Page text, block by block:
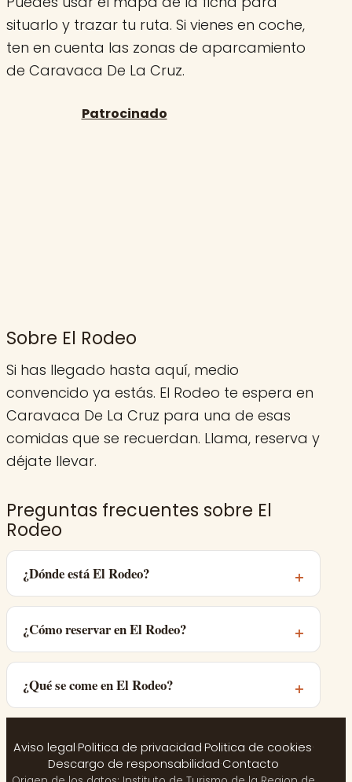
situarlo y trazar tu ruta. Si vienes en coche,
ten en cuenta las zonas de aparcamiento
de Caravaca De La Cruz.
Sobre El Rodeo
Si has llegado hasta aquí, medio
convencido ya estás. El Rodeo te espera en
Caravaca De La Cruz para una de esas
comidas que se recuerdan. Llama, reserva y
déjate llevar.
Preguntas frecuentes sobre El
Rodeo
¿Dónde está El Rodeo?
¿Cómo reservar en El Rodeo?
¿Qué se come en El Rodeo?
Aviso legal·Politica de privacidad·Politica de cookies·
Descargo de responsabilidad·Contacto